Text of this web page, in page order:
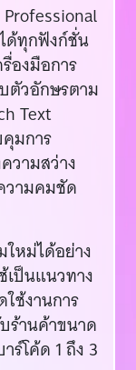
ด้ทุกฟังก์ชั่น
องมือการ
ตัวอักษรตาม
Text
มการ
วามสว่าง
วามคมชัด
หม่ได้อย่าง
เป็นแนวทาง
ช้งานการ
ร้านค้าขนาด
ร์โค้ด 1 ถึง 3